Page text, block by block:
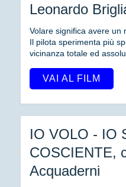
Leonardo
Volare significa avere un
Il pilota sperimenta più
vicinanza totale ed
VAI AL FILM
IO VOLO - IO
COSCIENTE,
Acquaderni